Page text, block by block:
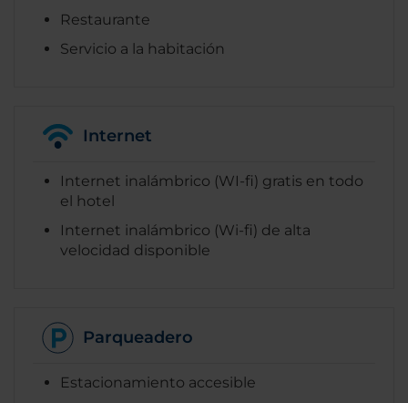
Restaurante
Servicio a la habitación
Internet
Internet inalámbrico (WI-fi) gratis en todo
el hotel
Internet inalámbrico (Wi-fi) de alta
velocidad disponible
Parqueadero
Estacionamiento accesible